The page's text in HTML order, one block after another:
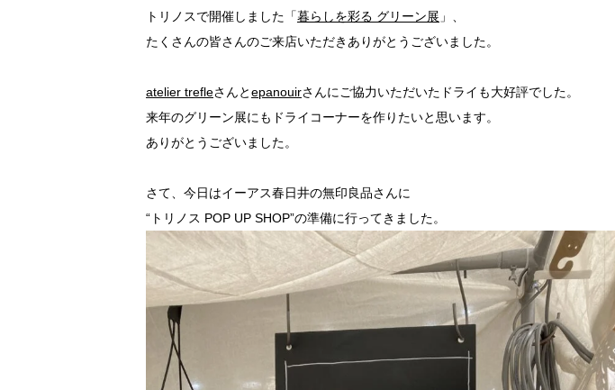
トリノスで開催しました「暮らしを彩る グリーン展 」、
たくさんの皆さんのご来店いただきありがとうございました。
atelier trefleさんとepanouirさんにご協力いただいたドライも大好評でした。
来年のグリーン展にもドライコーナーを作りたいと思います。
ありがとうございました。
さて、今日はイーアス春日井の無印良品さんに
“トリノス POP UP SHOP”の準備に行ってきました。